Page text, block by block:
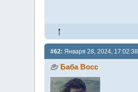
#62: Января 28, 2024, 17:02:38
Баба Восс